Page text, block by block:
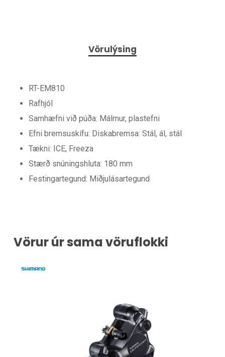
Vörulýsing
RT-EM810
Rafhjól
Samhæfni við púða: Málmur, plastefni
Efni bremsuskífu: Diskabremsa: Stál, ál, stál
Tækni: ICE, Freeza
Stærð snúningshluta: 180 mm
Festingartegund: Miðjulásartegund
Vörur úr sama vöruflokki